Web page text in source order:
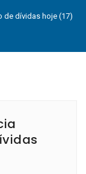
de dívidas hoje (17)